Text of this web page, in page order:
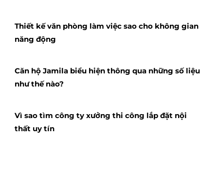
Thiết kế văn phòng làm việc sao cho không gian
năng động
Căn hộ Jamila biểu hiện thông qua những số liệu
như thế nào?
Vì sao tìm công ty xưởng thi công lắp đặt nội
thất uy tín